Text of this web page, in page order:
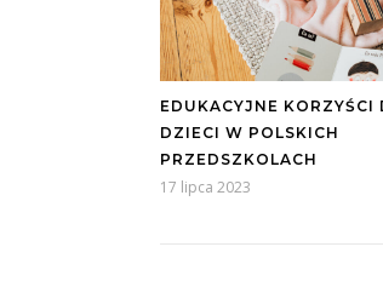
EDUKACYJNE KORZYŚCI
DZIECI W POLSKICH
PRZEDSZKOLACH
17 lipca 2023